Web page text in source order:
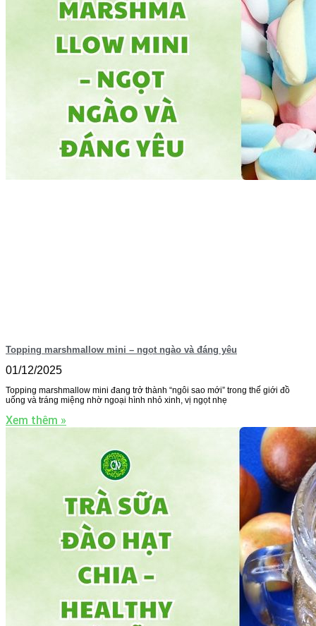
Topping marshmallow mini – ngọt ngào và đáng yêu
01/12/2025
Topping marshmallow mini đang trở thành “ngôi sao mới” trong thế giới đồ
uống và tráng miệng nhờ ngoại hình nhỏ xinh, vị ngọt nhẹ
Xem thêm »